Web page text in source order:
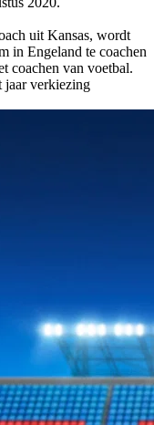
uit Kansas, wordt
in Engeland te coachen
coachen van voetbal.
jaar verkiezing